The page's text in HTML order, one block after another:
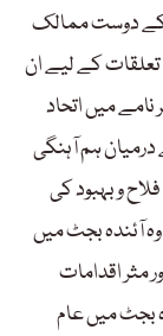
کے دوست ممالک
تعلقات کے لیے ان
میں اتحاد
ہم آہنگی
و بہبود کی
آئندہ بجٹ میں
مثر اقدامات
بجٹ میں عام